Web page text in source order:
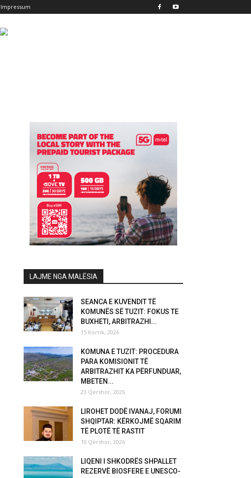
Impressum
LAJME NGA MALËSIA
SEANCA E KUVENDIT TË
KOMUNËS SË TUZIT: FOKUS TE
BUXHETI, ARBITRAZHI...
15 Korrik, 2026
KOMUNA E TUZIT: PROCEDURA
PARA KOMISIONIT TË
ARBITRAZHIT KA PËRFUNDUAR,
MBETEN...
23 Qershor, 2026
LIROHET DODË IVANAJ, FORUMI
SHQIPTAR: KËRKOJMË SQARIM
TË PLOTË TË RASTIT
10 Qershor, 2026
LIQENI I SHKODRËS SHPALLET
REZERVË BIOSFERE E UNESCO-